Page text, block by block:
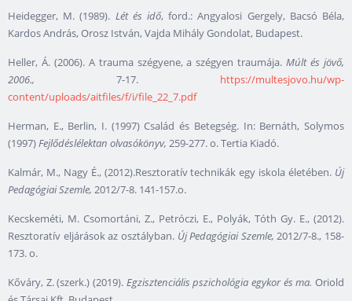
Heidegger, M. (1989). Lét és idő, ford.: Angyalosi Gergely, Bacsó Béla,
Kardos András, Orosz István, Vajda Mihály Gondolat, Budapest.
Heller, Á. (2006). A trauma szégyene, a szégyen traumája. Múlt és jövő,
2006., 7-17. https://multesjovo.hu/wp-
content/uploads/aitfiles/f/i/file_22_7.pdf
Herman, E., Berlin, I. (1997) Család és Betegség. In: Bernáth, Solymos
(1997) Fejlődéslélektan olvasókönyv, 259-277. o. Tertia Kiadó.
Kalmár, M., Nagy É., (2012).Resztoratív technikák egy iskola életében. Új
Pedagógiai Szemle, 2012/7-8. 141-157.o.
Kecskeméti, M. Csomortáni, Z., Petróczi, E., Polyák, Tóth Gy. E., (2012).
Resztoratív eljárások az osztályban. Új Pedagógiai Szemle, 2012/7-8., 158-
173. o.
Kőváry, Z. (szerk.) (2019). Egzisztenciális pszichológia egykor és ma.Oriold